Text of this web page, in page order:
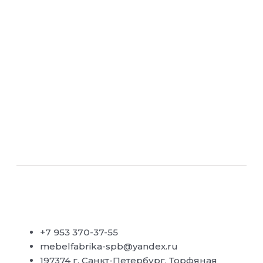
+7 953 370-37-55
mebelfabrika-spb@yandex.ru
197374 г. Санкт-Петербург, Торфяная